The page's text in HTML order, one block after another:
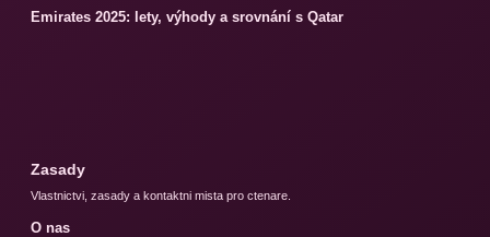
Emirates 2025: lety, výhody a srovnání s Qatar
Zasady
Vlastnictvi, zasady a kontaktni mista pro ctenare.
O nas